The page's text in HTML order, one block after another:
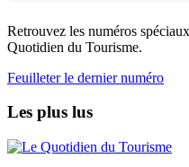
Retrouvez les numéros
Quotidien du Tourisme.
Feuilleter le dernier numéro
Les plus lus